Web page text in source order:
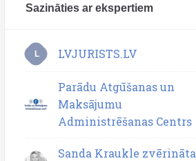
Sazināties ar ekspertiem
L LVJURISTS.LV
Parādu Atgūšanas un
Maksājumu
Administrēšanas Centrs
Sanda Kraukle zvērināta